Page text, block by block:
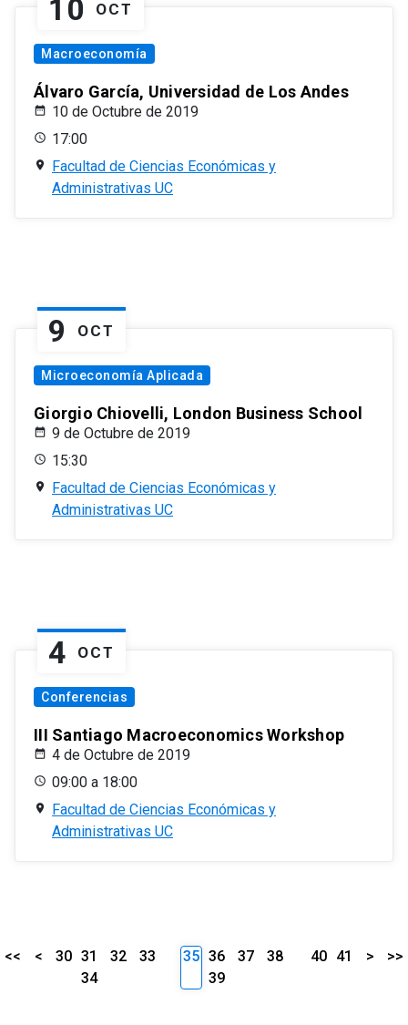
10 OCT
Macroeconomía
Álvaro García, Universidad de Los Andes
10 de Octubre de 2019
17:00
Facultad de Ciencias Económicas y
Administrativas UC
9 OCT
Microeconomía Aplicada
Giorgio Chiovelli, London Business School
9 de Octubre de 2019
15:30
Facultad de Ciencias Económicas y
Administrativas UC
4 OCT
Conferencias
III Santiago Macroeconomics Workshop
4 de Octubre de 2019
09:00 a 18:00
Facultad de Ciencias Económicas y
Administrativas UC
<< < 30 31 32
33
34
35 36 37
38
39
40 41 > >>